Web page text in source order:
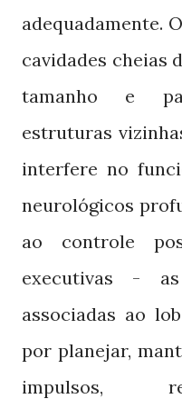
adequadamente.
cavidades cheias
tamanho e
estruturas
interfere no
neurológicos
ao controle
executivas -
associadas ao
por planejar,
impulsos,